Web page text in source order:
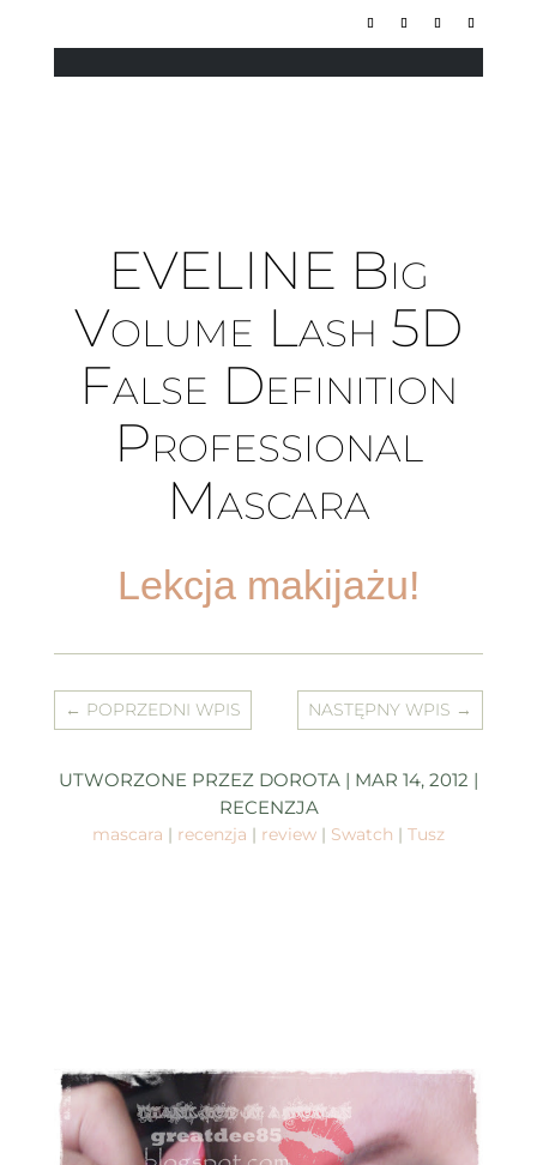
EVELINE Big
Volume Lash 5D
False Definition
Professional
Mascara
Lekcja makijażu!
← POPRZEDNI WPIS NASTĘPNY WPIS →
UTWORZONE PRZEZ DOROTA | MAR 14, 2012 |
RECENZJA
mascara | recenzja | review | Swatch | Tusz